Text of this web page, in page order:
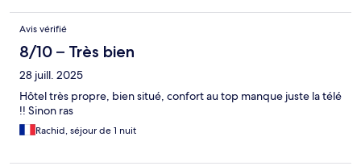
Avis vérifié
8/10 – Très bien
28 juill. 2025
Hôtel très propre, bien situé, confort au top manque juste la télé
!! Sinon ras
Rachid, séjour de 1 nuit